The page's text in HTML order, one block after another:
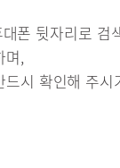
폰 뒷자리로 검
며,
시 확인해 주시